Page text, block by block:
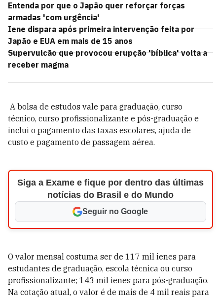
Entenda por que o Japão quer reforçar forças
armadas 'com urgência'
Iene dispara após primeira intervenção feita por
Japão e EUA em mais de 15 anos
Supervulcão que provocou erupção 'bíblica' volta a
receber magma
A bolsa de estudos vale para graduação, curso
técnico, curso profissionalizante e pós-graduação e
inclui o pagamento das taxas escolares, ajuda de
custo e pagamento de passagem aérea.
Siga a Exame e fique por dentro das últimas
notícias do Brasil e do Mundo
Seguir no Google
O valor mensal costuma ser de 117 mil ienes para
estudantes de graduação, escola técnica ou curso
profissionalizante; 143 mil ienes para pós-graduação.
Na cotação atual, o valor é de mais de 4 mil reais para